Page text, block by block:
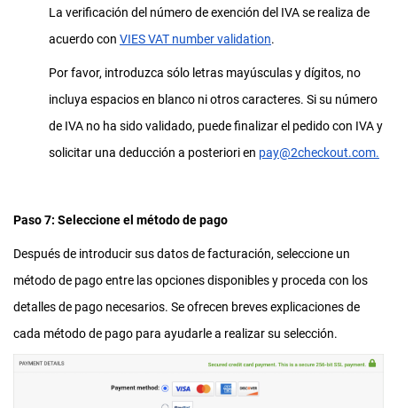
La verificación del número de exención del IVA se realiza de
acuerdo con VIES VAT number validation.
Por favor, introduzca sólo letras mayúsculas y dígitos, no
incluya espacios en blanco ni otros caracteres. Si su número
de IVA no ha sido validado, puede finalizar el pedido con IVA y
solicitar una deducción a posteriori en pay@2checkout.com.
Paso 7: Seleccione el método de pago
Después de introducir sus datos de facturación, seleccione un
método de pago entre las opciones disponibles y proceda con los
detalles de pago necesarios. Se ofrecen breves explicaciones de
cada método de pago para ayudarle a realizar su selección.